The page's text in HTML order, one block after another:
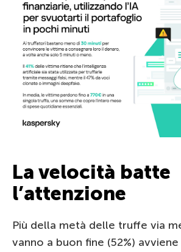
La velocità batte
l’attenzione
Più della metà delle truffe via
vanno a buon fine (52%)